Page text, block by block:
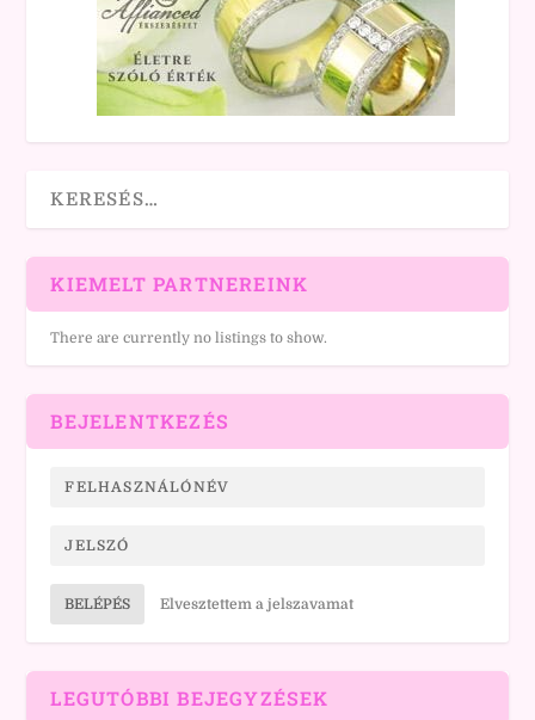
KIEMELT PARTNEREINK
There are currently no listings to show.
BEJELENTKEZÉS
BELÉPÉS Elvesztettem a jelszavamat
LEGUTÓBBI BEJEGYZÉSEK